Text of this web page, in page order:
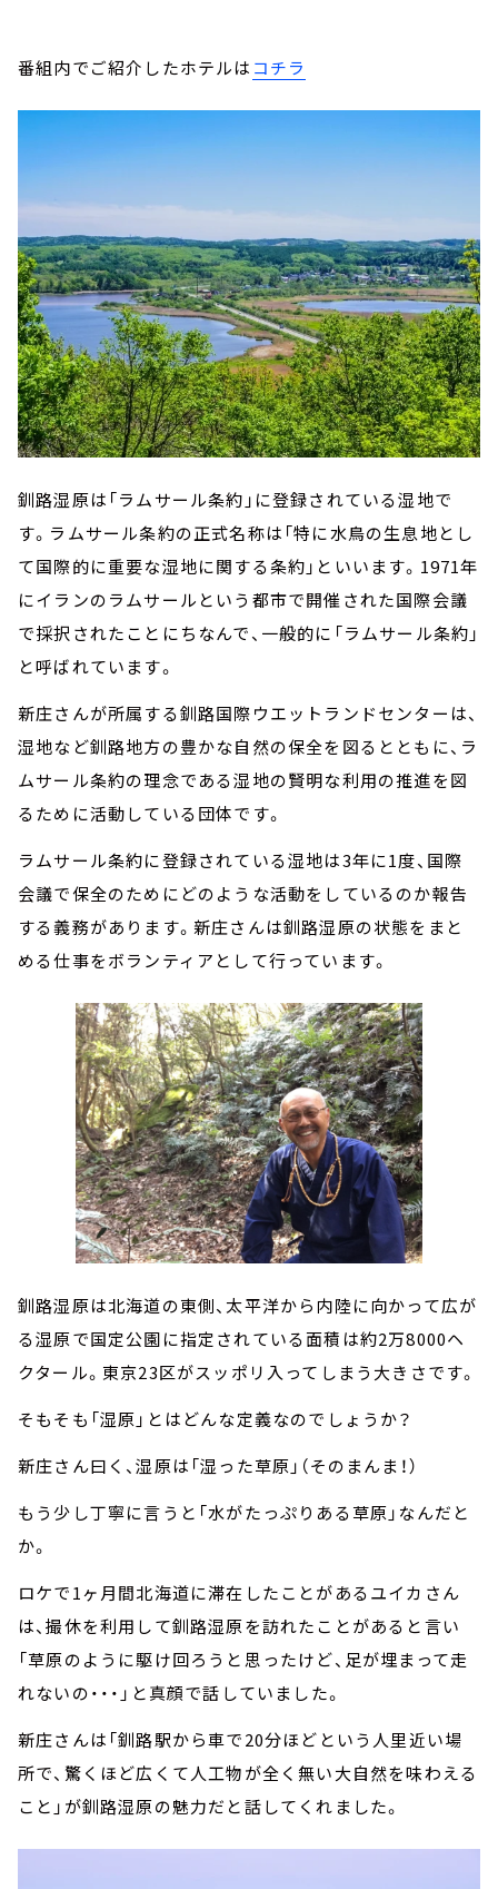
番組内でご紹介したホテルは コチラ
釧路湿原は「ラムサール条約」に登録されている湿地で
す。ラムサール条約の正式名称は「特に水鳥の生息地とし
て国際的に重要な湿地に関する条約」といいます。1971年
にイランのラムサールという都市で開催された国際会議
で採択されたことにちなんで、一般的に「ラムサール条約」
と呼ばれています。
新庄さんが所属する釧路国際ウエットランドセンターは、
湿地など釧路地方の豊かな自然の保全を図るとともに、ラ
ムサール条約の理念である湿地の賢明な利用の推進を図
るために活動している団体です。
ラムサール条約に登録されている湿地は3年に1度、国際
会議で保全のためにどのような活動をしているのか報告
する義務があります。新庄さんは釧路湿原の状態をまと
める仕事をボランティアとして行っています。
釧路湿原は北海道の東側、太平洋から内陸に向かって広が
る湿原で国定公園に指定されている面積は約2万8000ヘ
クタール。東京23区がスッポリ入ってしまう大きさです。
そもそも「湿原」とはどんな定義なのでしょうか？
新庄さん曰く、湿原は「湿った草原」（そのまんま！）
もう少し丁寧に言うと「水がたっぷりある草原」なんだと
か。
ロケで1ヶ月間北海道に滞在したことがあるユイカさん
は、撮休を利用して釧路湿原を訪れたことがあると言い
「草原のように駆け回ろうと思ったけど、足が埋まって走
れないの・・・」と真顔で話していました。
新庄さんは「釧路駅から車で20分ほどという人里近い場
所で、驚くほど広くて人工物が全く無い大自然を味わえる
こと」が釧路湿原の魅力だと話してくれました。